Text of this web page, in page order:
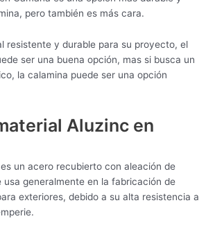
pero también es más cara.
resistente y durable para su proyecto, el
ser una buena opción, mas si busca un
la calamina puede ser una opción
Aluzinc en
un acero recubierto con aleación de
usa generalmente en la fabricación de
exteriores, debido a su alta resistencia a